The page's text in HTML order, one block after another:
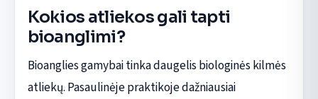
Kokios atliekos gali tapti
bioanglimi?
Bioanglies gamybai tinka daugelis biologinės kilmės
atliekų. Pasaulinėje praktikoje dažniausiai